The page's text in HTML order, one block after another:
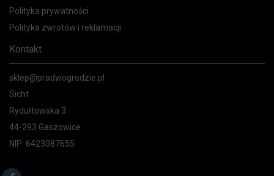
Polityka prywatności
Polityka zwrotów i reklamacji
Kontakt
sklep@pradwogrodzie.pl
Sicht
Rydułtowska 3
44-293 Gaszowice
NIP: 6423087655